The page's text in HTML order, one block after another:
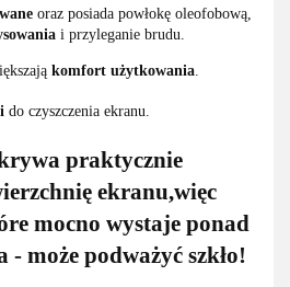
oraz posiada powłokę oleofobową,
i przyleganie brudu.
komfort użytkowania
do czyszczenia ekranu.
praktycznie
ekranu,więc
mocno wystaje ponad
może podważyć szkło!